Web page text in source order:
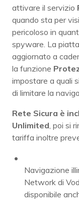
attivare il servizio
quando sta per
pericoloso in
spyware. La
aggiornato a
la funzione
impostare a quali
di limitare la
Rete Sicura è
Unlimited , poi si
tariffa inoltre
Navigazione
Network di
disponibile